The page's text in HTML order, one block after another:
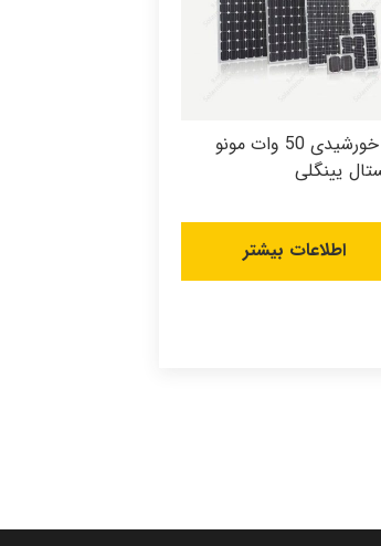
پنل خورشیدی 50 وات مونو
یینگلی
اطلاعات بیشتر